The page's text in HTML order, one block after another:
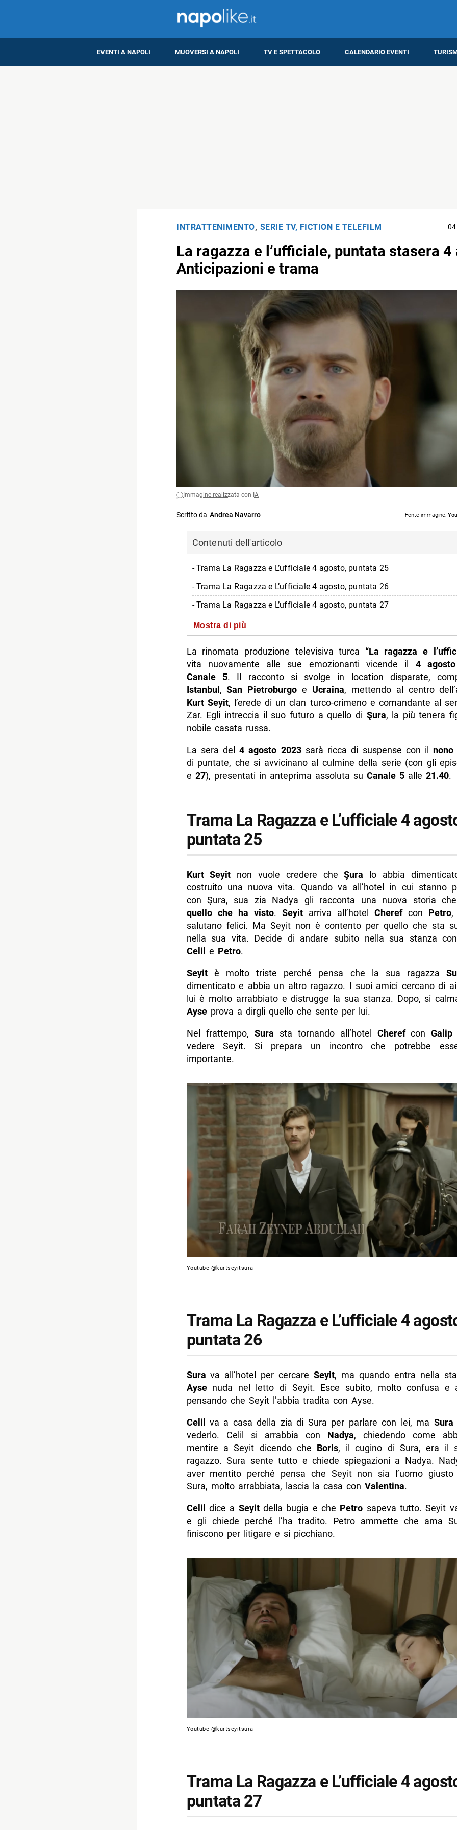
EVENTI A NAPOLI MUOVERSI A NAPOLI TV E SPETTACOLO CALENDARIO EVENTI
INTRATTENIMENTO, SERIE TV, FICTION E TELEFILM
La ragazza e l’ufficiale, puntata stasera 4
Anticipazioni e trama
Immagine realizzata con IA
Scritto da Andrea Navarro Fonte immagine:
Contenuti dell'articolo
- Trama La Ragazza e L’ufficiale 4 agosto, puntata 25
- Trama La Ragazza e L’ufficiale 4 agosto, puntata 26
- Trama La Ragazza e L’ufficiale 4 agosto, puntata 27
- La ragazza e l’ufficiale cambia giorno di messa in onda
Mostra di più
La rinomata produzione televisiva turca “La ragazza e
vita nuovamente alle sue emozionanti vicende il 4
Canale 5. Il racconto si svolge in location disparate,
Istanbul ,San Pietroburgo e Ucraina, mettendo al centro
Kurt Seyit, l’erede di un clan turco-crimeno e comandante al
Zar. Egli intreccia il suo futuro a quello di Şura, la più tenera
nobile casata russa.
La sera del4 agosto 2023sarà ricca di suspense con il nono
di puntate, che si avvicinano al culmine della serie (con gli
e 27), presentati in anteprima assoluta su Canale 5alle 21.40.
Trama La Ragazza e L’ufficiale 4
puntata 25
Kurt Seyit non vuole credere cheŞura lo abbia
costruito una nuova vita. Quando va all’hotel in cui stanno
con Şura, sua zia Nadya gli racconta una nuova storia
quello che ha visto. Seyitarriva all’hotelCherefcon Petro,
salutano felici. Ma Seyit non è contento per quello che sta
nella sua vita. Decide di andare subito nella sua stanza
Celil e Petro.
Seyitè molto triste perché pensa che la sua ragazza
dimenticato e abbia un altro ragazzo. I suoi amici cercano di
lui è molto arrabbiato e distrugge la sua stanza. Dopo, si
Ayseprova a dirgli quello che sente per lui.
Nel frattempo, Sura sta tornando all’hotel CherefconGalip
vedere Seyit. Si prepara un incontro che potrebbe
importante.
Youtube @kurtseyitsura
Trama La Ragazza e L’ufficiale 4
puntata 26
Sura va all’hotel per cercareSeyit, ma quando entra nella
Aysenuda nel letto di Seyit. Esce subito, molto confusa e
pensando che Seyit l’abbia tradita con Ayse.
Celil va a casa della zia di Sura per parlare con lei, ma Sura
vederlo. Celil si arrabbia con Nadya, chiedendo come
mentire a Seyit dicendo che Boris, il cugino di Sura, era il
ragazzo. Sura sente tutto e chiede spiegazioni a Nadya.
aver mentito perché pensa che Seyit non sia l’uomo
Sura, molto arrabbiata, lascia la casa con Valentina.
Celil dice a Seyitdella bugia e che Petro sapeva tutto. Seyit
e gli chiede perché l’ha tradito. Petro ammette che ama
finiscono per litigare e si picchiano.
Youtube @kurtseyitsura
Trama La Ragazza e L’ufficiale 4
puntata 27